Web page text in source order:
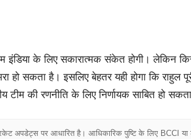
इंडिया के लिए सकारात्मक संकेत होगी। लेकिन
हो सकता है। इसलिए बेहतर यही होगा कि राहुल
की रणनीति के लिए निर्णायक साबित हो
अपडेट्स पर आधारित है। आधिकारिक पुष्टि के लिए BCCI